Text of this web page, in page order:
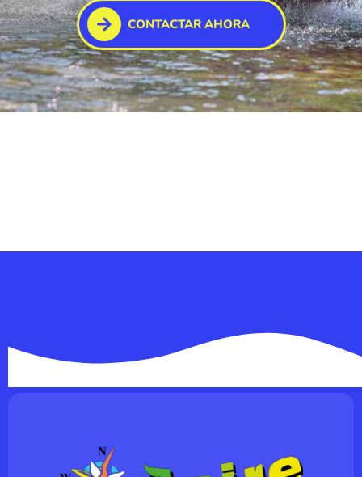
CONTACTAR AHORA